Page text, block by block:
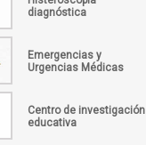
diagnóstica
Emergencias y
Urgencias Médicas
Centro de investigación
educativa